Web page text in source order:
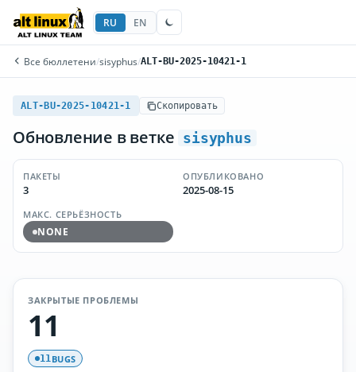
RU EN
Все бюллетени/sisyphus/ALT-BU-2025-10421-1
ALT-BU-2025-10421-1 Скопировать
Обновление в ветке sisyphus
ПАКЕТЫ
3
ОПУБЛИКОВАНО
2025-08-15
МАКС. СЕРЬЁЗНОСТЬ
NONE
ЗАКРЫТЫЕ ПРОБЛЕМЫ
11
11BUGS